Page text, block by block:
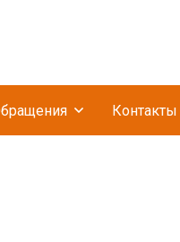
«Российский
Контакты